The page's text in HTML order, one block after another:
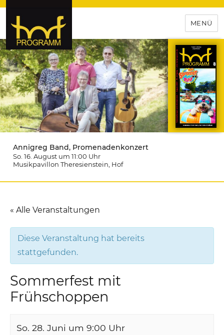
hof-programm – das
Veranstaltungsportal für
Hochfranken
MENÜ
Annigreg Band, Promenadenkonzert
So. 16. August um 11:00 Uhr
Musikpavillon Theresienstein , Hof
« Alle Veranstaltungen
Diese Veranstaltung hat bereits
stattgefunden.
Sommerfest mit
Frühschoppen
So. 28. Juni um 9:00 Uhr